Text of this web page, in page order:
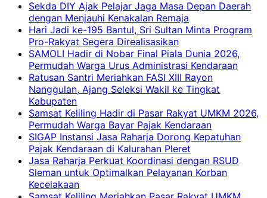
Sekda DIY Ajak Pelajar Jaga Masa Depan Daerah
dengan Menjauhi Kenakalan Remaja
Hari Jadi ke-195 Bantul, Sri Sultan Minta Program
Pro-Rakyat Segera Direalisasikan
SAMOLI Hadir di Nobar Final Piala Dunia 2026,
Permudah Warga Urus Administrasi Kendaraan
Ratusan Santri Meriahkan FASI XIII Rayon
Nanggulan, Ajang Seleksi Wakil ke Tingkat
Kabupaten
Samsat Keliling Hadir di Pasar Rakyat UMKM 2026,
Permudah Warga Bayar Pajak Kendaraan
SIGAP Instansi Jasa Raharja Dorong Kepatuhan
Pajak Kendaraan di Kalurahan Pleret
Jasa Raharja Perkuat Koordinasi dengan RSUD
Sleman untuk Optimalkan Pelayanan Korban
Kecelakaan